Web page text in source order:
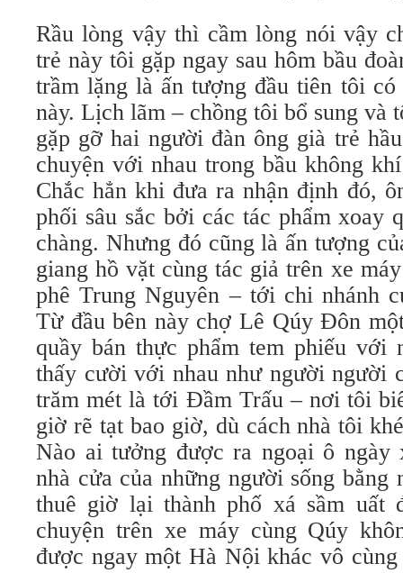
Rầu lòng vậy thì cầm lòng nói vậy
trẻ này tôi gặp ngay sau hôm bầu
trầm lặng là ấn tượng đầu tiên tôi
này. Lịch lãm – chồng tôi bổ sung và
gặp gỡ hai người đàn ông già trẻ
chuyện với nhau trong bầu không
Chắc hẳn khi đưa ra nhận định đó,
phối sâu sắc bởi các tác phẩm xoay
chàng. Nhưng đó cũng là ấn tượng
giang hồ vặt cùng tác giả trên xe
phê Trung Nguyên – tới chi nhánh
Từ đầu bên này chợ Lê Qúy Đôn
quầy bán thực phẩm tem phiếu với
thấy cười với nhau như người người
trăm mét là tới Đầm Trấu – nơi tôi
giờ rẽ tạt bao giờ, dù cách nhà tôi
Nào ai tưởng được ra ngoại ô ngày
nhà cửa của những người sống bằng
thuê giờ lại thành phố xá sầm uất
chuyện trên xe máy cùng Qúy
được ngay một Hà Nội khác vô